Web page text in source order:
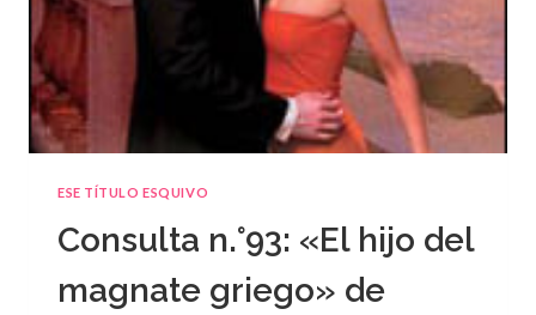
ESE TÍTULO ESQUIVO
Consulta n.°93: «El hijo del
magnate griego» de